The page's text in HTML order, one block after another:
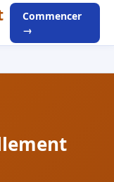
Commencer
→